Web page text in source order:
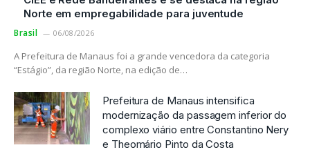
Norte em empregabilidade para juventude
Brasil 06/08/2026
A Prefeitura de Manaus foi a grande vencedora da categoria
“Estágio”, da região Norte, na edição de…
Prefeitura de Manaus intensifica
modernização da passagem inferior do
complexo viário entre Constantino Nery
e Theomário Pinto da Costa